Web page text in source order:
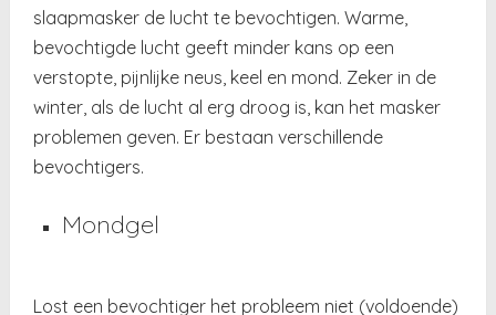
slaapmasker de lucht te bevochtigen. Warme,
bevochtigde lucht geeft minder kans op een
verstopte, pijnlijke neus, keel en mond. Zeker in de
winter, als de lucht al erg droog is, kan het masker
problemen geven. Er bestaan verschillende
bevochtigers.
Mondgel
Lost een bevochtiger het probleem niet (voldoende)